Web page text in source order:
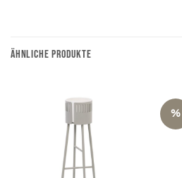
ÄHNLICHE PRODUKTE
%